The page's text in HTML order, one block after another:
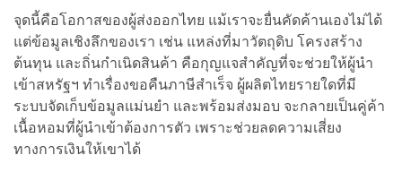
จุดนี้คือโอกาสของผู้ส่งออกไทย แม้เราจะยื่นคัดค้านเองไม่ได้
แต่ข้อมูลเชิงลึกของเรา เช่น แหล่งที่มาวัตถุดิบ โครงสร้าง
ต้นทุน และถิ่นกำเนิดสินค้า คือกุญแจสำคัญที่จะช่วยให้ผู้นำ
เข้าสหรัฐฯ ทำเรื่องขอคืนภาษีสำเร็จ ผู้ผลิตไทยรายใดที่มี
ระบบจัดเก็บข้อมูลแม่นยำ และพร้อมส่งมอบ จะกลายเป็นคู่ค้า
เนื้อหอมที่ผู้นำเข้าต้องการตัว เพราะช่วยลดความเสี่ยง
ทางการเงินให้เขาได้